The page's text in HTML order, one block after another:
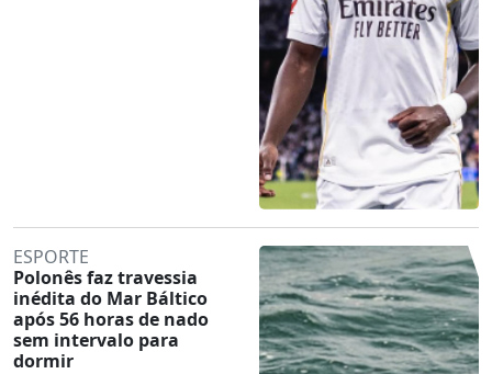
ESPORTE
Polonês faz travessia
inédita do Mar Báltico
após 56 horas de nado
sem intervalo para
dormir